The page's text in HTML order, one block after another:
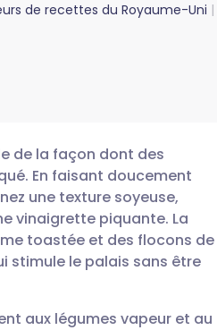
de recettes du Royaume-Uni
de la façon dont des
En faisant doucement
une texture soyeuse,
vinaigrette piquante. La
toastée et des flocons de
stimule le palais sans être
aux légumes vapeur et au